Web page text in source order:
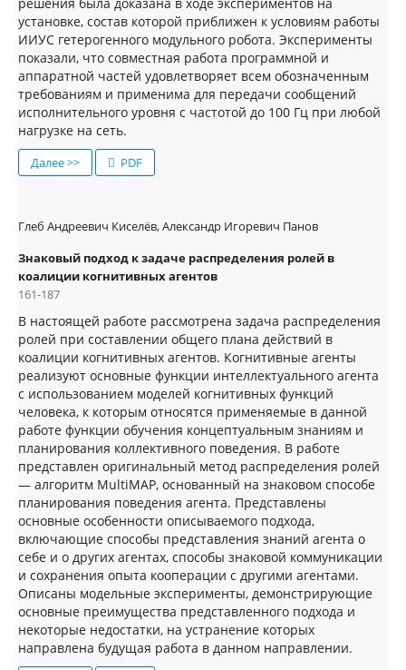
установке, состав которой приближен к условиям работы
ИИУС гетерогенного модульного робота. Эксперименты
показали, что совместная работа программной и
аппаратной частей удовлетворяет всем обозначенным
требованиям и применима для передачи сообщений
исполнительного уровня с частотой до 100 Гц при любой
нагрузке на сеть.
Далее >> PDF
Глеб Андреевич Киселёв, Александр Игоревич Панов
Знаковый подход к задаче распределения ролей в
коалиции когнитивных агентов
161-187
В настоящей работе рассмотрена задача распределения
ролей при составлении общего плана действий в
коалиции когнитивных агентов. Когнитивные агенты
реализуют основные функции интеллектуального агента
с использованием моделей когнитивных функций
человека, к которым относятся применяемые в данной
работе функции обучения концептуальным знаниям и
планирования коллективного поведения. В работе
представлен оригинальный метод распределения ролей
— алгоритм MultiMAP, основанный на знаковом способе
планирования поведения агента. Представлены
основные особенности описываемого подхода,
включающие способы представления знаний агента о
себе и о других агентах, способы знаковой коммуникации
и сохранения опыта кооперации с другими агентами.
Описаны модельные эксперименты, демонстрирующие
основные преимущества представленного подхода и
некоторые недостатки, на устранение которых
направлена будущая работа в данном направлении.